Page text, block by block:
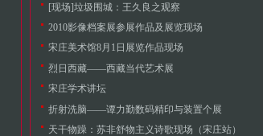
[现场]垃圾围城：王久良之观察
2010影像档案展参展作品及展览现场
宋庄美术馆8月1日展览作品现场
烈日西藏——西藏当代艺术展
宋庄学术讲坛
折射洗脑——谭力勤数码精印与装置个展
天干物躁：苏非舒物主义诗歌现场（宋庄站）